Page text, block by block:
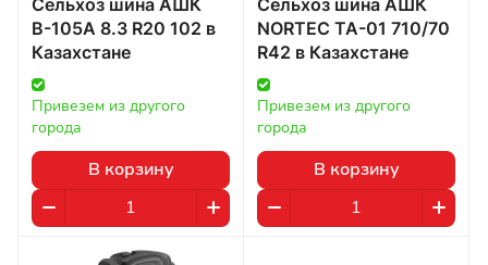
Сельхоз шина АШК
В-105А 8.3 R20 102 в
Казахстане
Привезем из другого
города
В корзину
Сельхоз шина АШК
NORTEC TA-01 710/70
R42 в Казахстане
Привезем из другого
города
В корзину